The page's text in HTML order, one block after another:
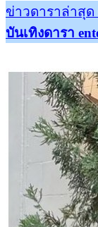
ข่าวดาราล่าสุด
บันเทิงดารา